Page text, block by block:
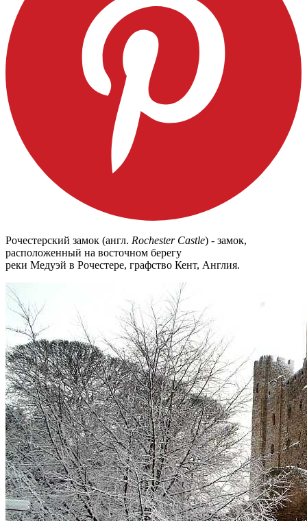
Рочестерский замок (англ. Rochester Castle) - замок,
расположенный на восточном берегу
реки Медуэй в Рочестере, графство Кент, Англия.